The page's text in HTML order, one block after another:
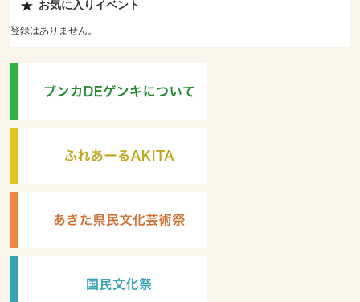
お気に入りイベント
登録はありません。